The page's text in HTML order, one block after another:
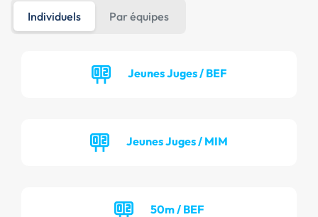
Individuels Par équipes
Jeunes Juges / BEF
Jeunes Juges / MIM
50m / BEF